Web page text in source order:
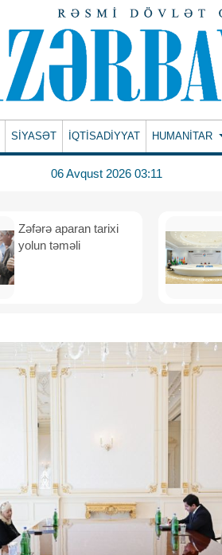
SİYASƏT İQTİSADİYYAT HUMANITAR
06 Avqust 2026 03:11
Zəfərə aparan tarixi
yolun təməli